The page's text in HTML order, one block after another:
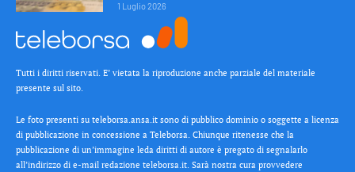
1 Luglio 2026
Tutti i diritti riservati. E’ vietata la riproduzione anche parziale del materiale
presente sul sito.
Le foto presenti su teleborsa.ansa.it sono di pubblico dominio o soggette a licenza
di pubblicazione in concessione a Teleborsa. Chiunque ritenesse che la
pubblicazione di un’immagine leda diritti di autore è pregato di segnalarlo
all’indirizzo di e-mail redazione teleborsa.it. Sarà nostra cura provvedere